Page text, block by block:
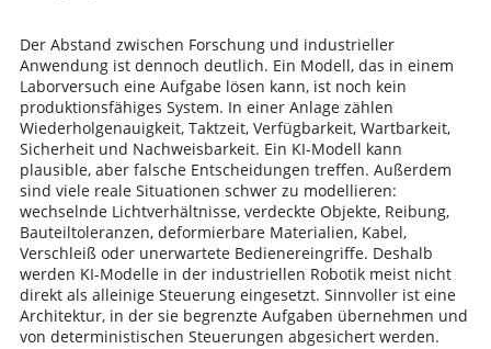
Der Abstand zwischen Forschung und industrieller
Anwendung ist dennoch deutlich. Ein Modell, das in einem
Laborversuch eine Aufgabe lösen kann, ist noch kein
produktionsfähiges System. In einer Anlage zählen
Wiederholgenauigkeit, Taktzeit, Verfügbarkeit, Wartbarkeit,
Sicherheit und Nachweisbarkeit. Ein KI-Modell kann
plausible, aber falsche Entscheidungen treffen. Außerdem
sind viele reale Situationen schwer zu modellieren:
wechselnde Lichtverhältnisse, verdeckte Objekte, Reibung,
Bauteiltoleranzen, deformierbare Materialien, Kabel,
Verschleiß oder unerwartete Bedienereingriffe. Deshalb
werden KI-Modelle in der industriellen Robotik meist nicht
direkt als alleinige Steuerung eingesetzt. Sinnvoller ist eine
Architektur, in der sie begrenzte Aufgaben übernehmen und
von deterministischen Steuerungen abgesichert werden.